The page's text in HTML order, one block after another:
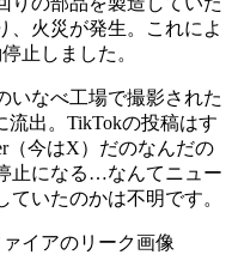
、火災が発生。これによ
止しました。
いなべ工場で撮影された
流出。TikTokの投稿はす
（今はX）だのなんだの
止になる…なんてニュー
いたのかは不明です。
イアのリーク画像